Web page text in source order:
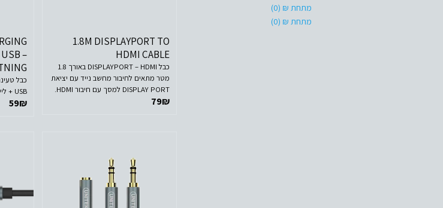
מתחת ₪ (0)
מתחת ₪ (0)
1.8M DISPLAYPORT TO
HDMI CABLE
כבל DISPLAYPORT – HDMI באורך 1.8
מטר מתאים לחיבור מחשב נייד עם יציאת
DISPLAY PORT למסך עם חיבור HDMI.
לא מתאים לשימוש ההפוך (כאשר ה-
79₪
–
USB + לייטנינג
59₪